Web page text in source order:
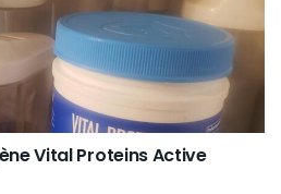
Vital Proteins Active